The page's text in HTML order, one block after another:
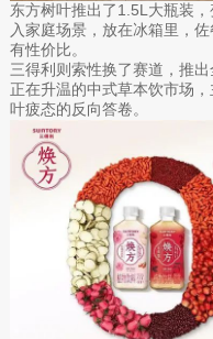
东方树叶推出了1.5L大瓶装
入家庭场景，放在冰箱里，
有性价比。
三得利则索性换了赛道，推
正在升温的中式草本饮市场
叶疲态的反向答卷。